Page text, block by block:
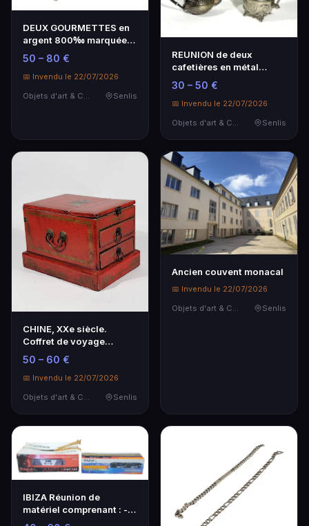
DEUX GOURMETTES en
argent 800‰ marquées
Michel et Marylène e…
50 – 80 €
📅 Invendu le 22/07/2026
Objets d'art & Curiosités
Senlis
REUNION de deux
cafetières en métal
argenté.
30 – 50 €
📅 Invendu le 22/07/2026
Objets d'art & Curiosités
Senlis
CHINE, XXe siècle.
Coffret de voyage
formant coiffeuse, en b…
50 – 60 €
📅 Invendu le 22/07/2026
Objets d'art & Curiosités
Senlis
Ancien couvent monacal
📅 Invendu le 22/07/2026
Senlis
IBIZA Réunion de
matériel comprenant : -
Twin USB, SD Media …